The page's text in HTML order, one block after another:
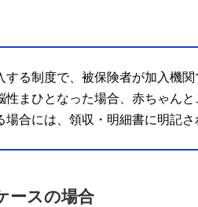
る制度で、被保険者が加入機
まひとなった場合、赤ちゃん
合には、領収・明細書に明記さ
ースの場合